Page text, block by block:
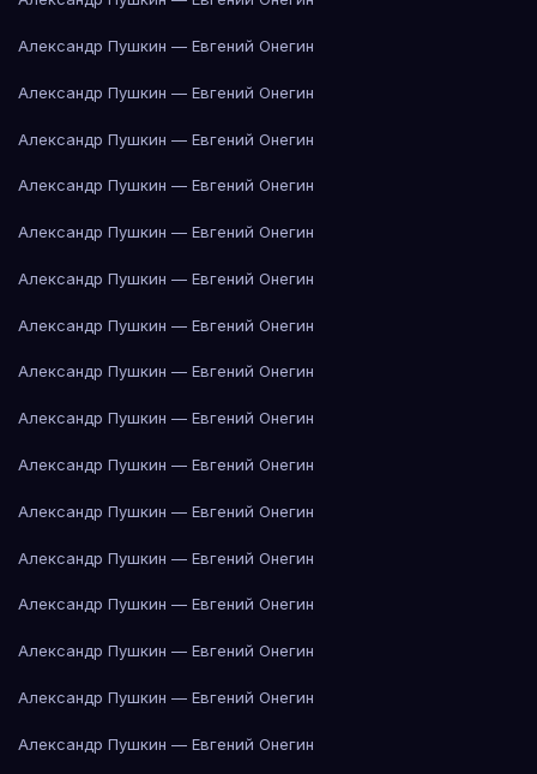
Александр Пушкин — Евгений Онегин
Александр Пушкин — Евгений Онегин
Александр Пушкин — Евгений Онегин
Александр Пушкин — Евгений Онегин
Александр Пушкин — Евгений Онегин
Александр Пушкин — Евгений Онегин
Александр Пушкин — Евгений Онегин
Александр Пушкин — Евгений Онегин
Александр Пушкин — Евгений Онегин
Александр Пушкин — Евгений Онегин
Александр Пушкин — Евгений Онегин
Александр Пушкин — Евгений Онегин
Александр Пушкин — Евгений Онегин
Александр Пушкин — Евгений Онегин
Александр Пушкин — Евгений Онегин
Александр Пушкин — Евгений Онегин